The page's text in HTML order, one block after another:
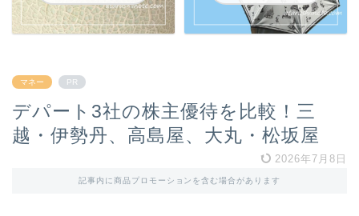
マネー PR
デパート3社の株主優待を比較！三
越・伊勢丹、高島屋、大丸・松坂屋
2026年7月8日
記事内に商品プロモーションを含む場合があります